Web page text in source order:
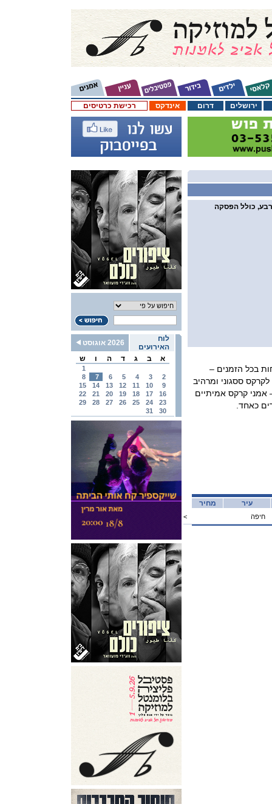
רכישת כרטיסים אינדקס דרום ירושלים
לוח
האירועים
2026 אוגוסט
א
ב ג ד ה ו ש
1
2
3
4
5
6
7
8
9
10
11
12
13
14
15
16
17
18
19
20
21
22
23
24
25
26
27
28
29
30
31
כולל הפסקה
בכל הזמנים –
ססגוני ומרהיב
אמני קרקס אמיתיים
כאחד.
מחיר עיר
< חיפה